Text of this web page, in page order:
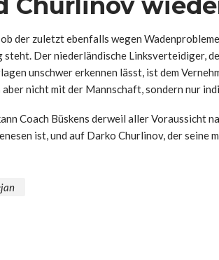
der zuletzt ebenfalls wegen
steht. Der niederländische Linksverteidiger,
unschwer erkennen lässt, ist dem
nicht mit der Mannschaft, sondern nur
Coach Büskens derweil aller Voraussicht
ist, und auf Darko Churlinov, der seine